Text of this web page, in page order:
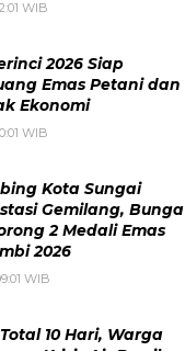
WIB
2026 Siap
Emas Petani dan
Ekonomi
WIB
Kota Sungai
Gemilang, Bunga
2 Medali Emas
2026
WIB
10 Hari, Warga